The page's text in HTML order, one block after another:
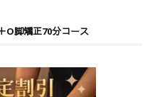
O脚矯正70分コース